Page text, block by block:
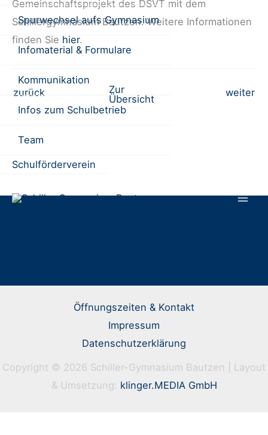
Spurwechsel aufs Gymnasium
Infomaterial & Formulare
Kommunikation
Infos zum Schulbetrieb
Team
Schulförderverein
Gemeinschaftsprojekt des DSVT mit dem
Schillergymnasium Bautzen. Weitere Informationen
finden Sie hier.
Beitrags-
Navigation
zurück
Zur
Übersicht
weiter
Öffnungszeiten & Kontakt
Impressum
Datenschutzerklärung
Copyright © 2026 Schiller-Gymnasium Bautzen | Layout
& Umsetzung: klinger.MEDIA GmbH